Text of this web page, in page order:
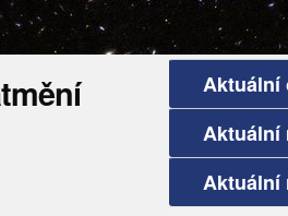
Aktuální
Aktuální
Aktuální